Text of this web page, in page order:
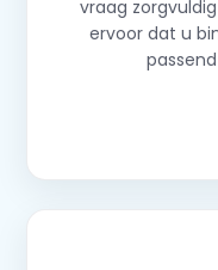
vraag
ervoor dat u